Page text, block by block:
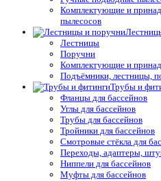
Комплектующие и
пылесосов
Лестницы
Поручни
Комплектующие и
Подъёмники, лестницы,
Трубы и
Фланцы для бассейнов
Углы для бассейнов
Трубы для бассейнов
Тройники для бассейнов
Смотровые стёкла для
Переходы, адаптеры,
Ниппели для бассейнов
Муфты для бассейнов